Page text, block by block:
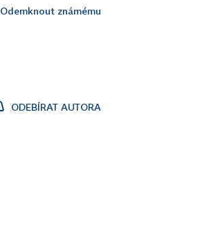
Odemknout známému
ODEBÍRAT AUTORA